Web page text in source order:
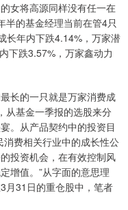
女将高源同样没有任一在
半的基金经理当前在管4只
长年内下跌4.14%，万家潜
下跌3.57%，万家鑫动力
长的一只就是万家消费成
从基金一季报的选股来分
。从产品契约中的投资目
费相关行业中的成长性公
投资机会，在有效控制风
增值。”从字面的意思理
月31日的重仓股中，笔者